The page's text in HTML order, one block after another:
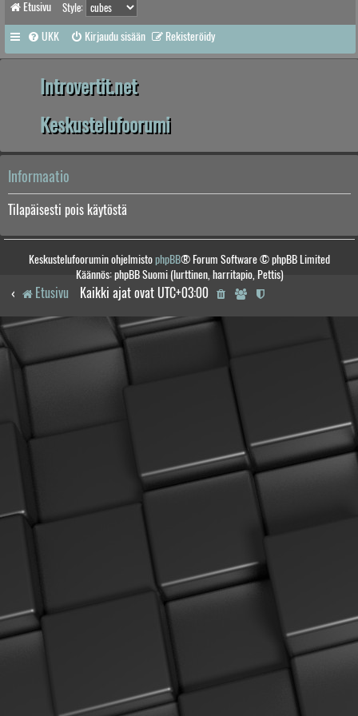
Etusivu Style:
UKK Kirjaudu sisään Rekisteröidy
Introvertit.net
Keskustelufoorumi
Informaatio
Tilapäisesti pois käytöstä
Keskustelufoorumin ohjelmistophpBB® Forum Software © phpBB Limited
Käännös: phpBB Suomi (lurttinen, harritapio, Pettis)
Etusivu Kaikki ajat ovat UTC+03:00